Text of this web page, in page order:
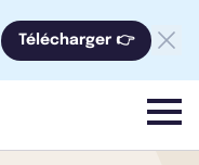
Télécharger 👉
menu